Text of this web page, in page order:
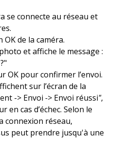
se connecte au réseau et
de la caméra.
et affiche le message :
OK pour confirmer l’envoi.
sur l’écran de la
-> Envoi -> Envoi réussi",
en cas d’échec. Selon le
connexion réseau,
peut prendre jusqu'à une